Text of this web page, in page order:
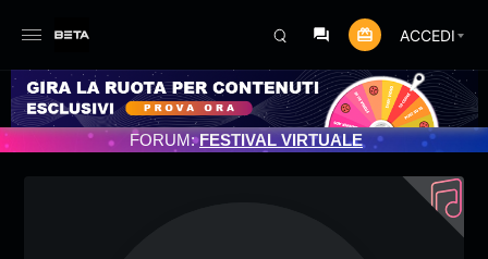
ACCEDI
3/07/2025
FORUM:FESTIVAL VIRTUALE